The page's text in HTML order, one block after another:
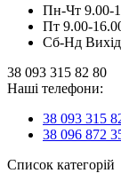
Пн-Чт 9.00-
Пт 9.00-
Сб-Нд
38 093 315 82 80
Наші телефони:
38 093 315
38 096 872
Список категорій